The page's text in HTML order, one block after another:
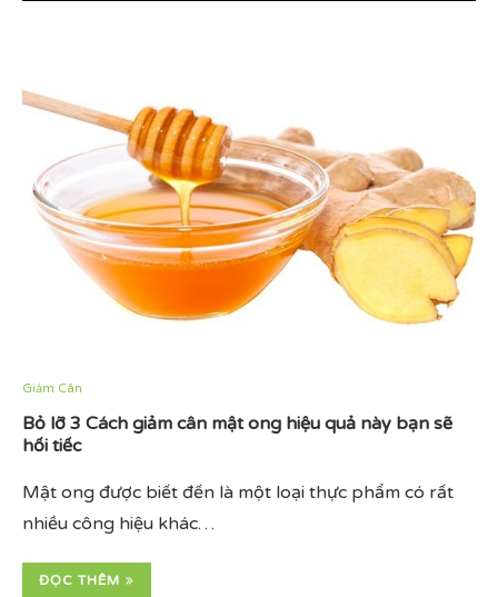
Giảm Cân
Bỏ lỡ 3 Cách giảm cân mật ong hiệu quả này bạn sẽ
hối tiếc
Mật ong được biết đến là một loại thực phẩm có rất
nhiều công hiệu khác…
ĐỌC THÊM